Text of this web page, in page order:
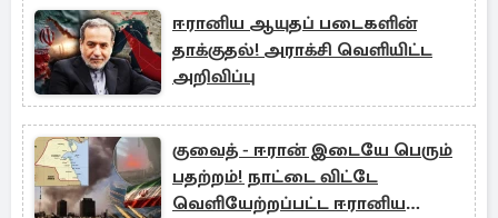
ஈரானிய ஆயுதப் படைகளின்
தாக்குதல்! அராக்சி வெளியிட்ட
அறிவிப்பு
குவைத் - ஈரான் இடையே பெரும்
பதற்றம்! நாட்டை விட்டே
வெளியேற்றப்பட்ட ஈரானிய